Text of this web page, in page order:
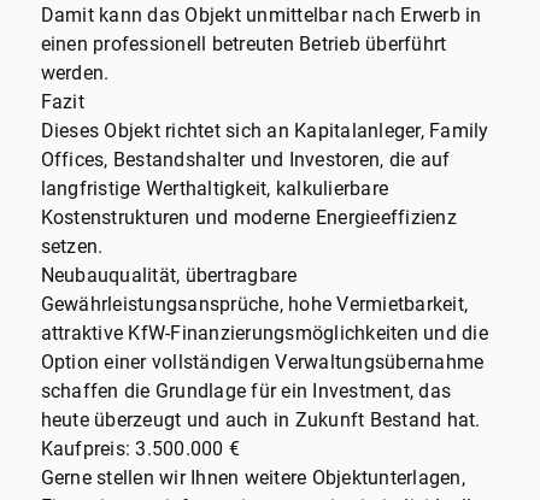
Damit kann das Objekt unmittelbar nach Erwerb in
einen professionell betreuten Betrieb überführt
werden.
Fazit
Dieses Objekt richtet sich an Kapitalanleger, Family
Offices, Bestandshalter und Investoren, die auf
langfristige Werthaltigkeit, kalkulierbare
Kostenstrukturen und moderne Energieeffizienz
setzen.
Neubauqualität, übertragbare
Gewährleistungsansprüche, hohe Vermietbarkeit,
attraktive KfW-Finanzierungsmöglichkeiten und die
Option einer vollständigen Verwaltungsübernahme
schaffen die Grundlage für ein Investment, das
heute überzeugt und auch in Zukunft Bestand hat.
Kaufpreis: 3.500.000 €
Gerne stellen wir Ihnen weitere Objektunterlagen,